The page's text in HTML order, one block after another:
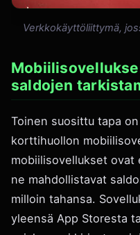
Verkkokäyttöliittymä,
saldojen
Toinen suosittu tapa
korttihuollon
mobiilisovellukset ovat
ne mahdollistavat
milloin tahansa.
yleensä App Storesta